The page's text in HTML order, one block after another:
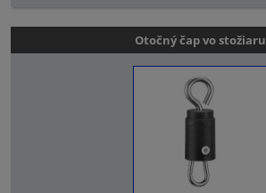
Otočný čap vo stožiaru